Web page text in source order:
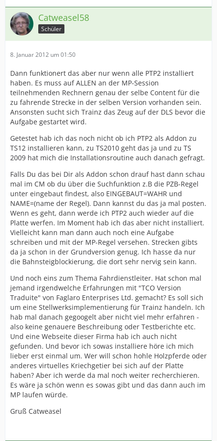
Catweasel58
Schüler
8. Januar 2012 um 01:50
Dann funktionert das aber nur wenn alle PTP2 installiert
haben. Es muss auf ALLEN an der MP-Session
teilnehmenden Rechnern genau der selbe Content für die
zu fahrende Strecke in der selben Version vorhanden sein.
Ansonsten sucht sich Trainz das Zeug auf der DLS bevor die
Aufgabe gestartet wird.
Getestet hab ich das noch nicht ob ich PTP2 als Addon zu
TS12 installieren kann, zu TS2010 geht das ja und zu TS
2009 hat mich die Installationsroutine auch danach gefragt.
Falls Du das bei Dir als Addon schon drauf hast dann schau
mal im CM ob du über die Suchfunktion z.B die PZB-Regel
unter eingebaut findest, also EINGEBAUT=WAHR und
NAME=(name der Regel). Dann kannst du das ja mal posten.
Wenn es geht, dann werde ich PTP2 auch wieder auf die
Platte werfen. Im Moment hab ich das aber nicht installiert.
Vielleicht kann man dann auch noch eine Aufgabe
schreiben und mit der MP-Regel versehen. Strecken gibts
da ja schon in der Grundversion genug. Ich hasse da nur
die Bahnsteigblockierung, die dort sehr nervig sein kann.
Und noch eins zum Thema Fahrdienstleiter. Hat schon mal
jemand irgendwelche Erfahrungen mit "TCO Version
Traduite" von Faglaro Enterprises Ltd. gemacht? Es soll sich
um eine Stellwerksimplementierung für Trainz handeln. Ich
hab mal danach gegoogelt aber nicht viel mehr erfahren -
also keine genauere Beschreibung oder Testberichte etc.
Und eine Webseite dieser Firma hab ich auch nicht
gefunden. Und bevor ich sowas installiere höre ich mich
lieber erst einmal um. Wer will schon hohle Holzpferde oder
anderes virtuelles Kriechgetier bei sich auf der Platte
haben? Aber ich werde da mal noch weiter recherchieren.
Es wäre ja schön wenn es sowas gibt und das dann auch im
MP laufen würde.
Gruß Catweasel